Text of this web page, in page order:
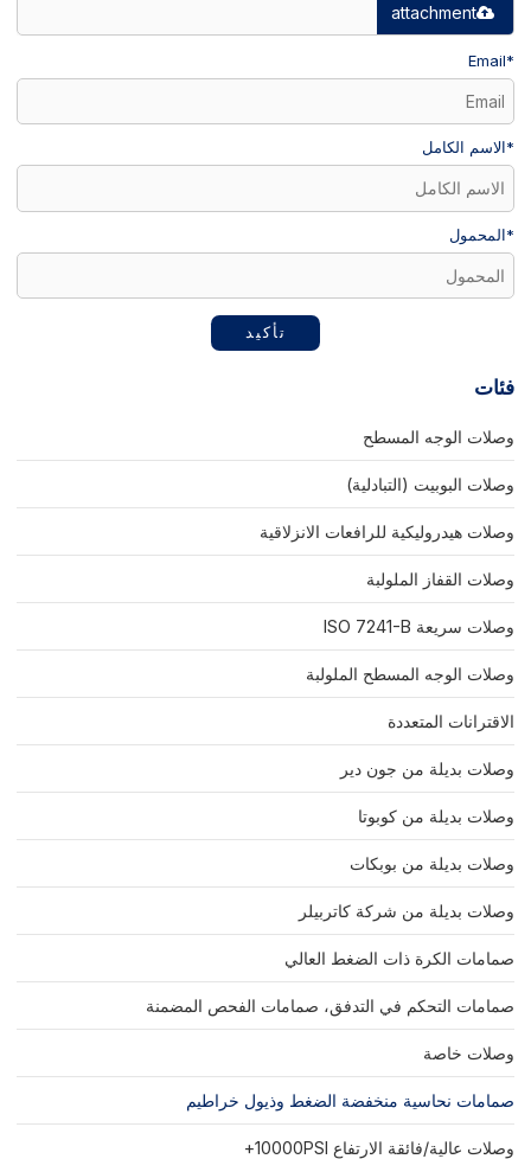
attachment
*
Email
* الاسم الكامل
*المحمول
تأكيد
فئات
وصلات الوجه المسطح
وصلات البوبيت (التبادلية)
وصلات هيدروليكية للرافعات الانزلاقية
وصلات القفاز الملولبة
وصلات سريعة ISO 7241-B
وصلات الوجه المسطح الملولبة
الاقترانات المتعددة
وصلات بديلة من جون دير
وصلات بديلة من كوبوتا
وصلات بديلة من بوبكات
وصلات بديلة من شركة كاتربيلر
صمامات الكرة ذات الضغط العالي
صمامات التحكم في التدفق، صمامات الفحص المضمنة
وصلات خاصة
صمامات نحاسية منخفضة الضغط وذيول خراطيم
وصلات عالية/فائقة الارتفاع 10000PSI+